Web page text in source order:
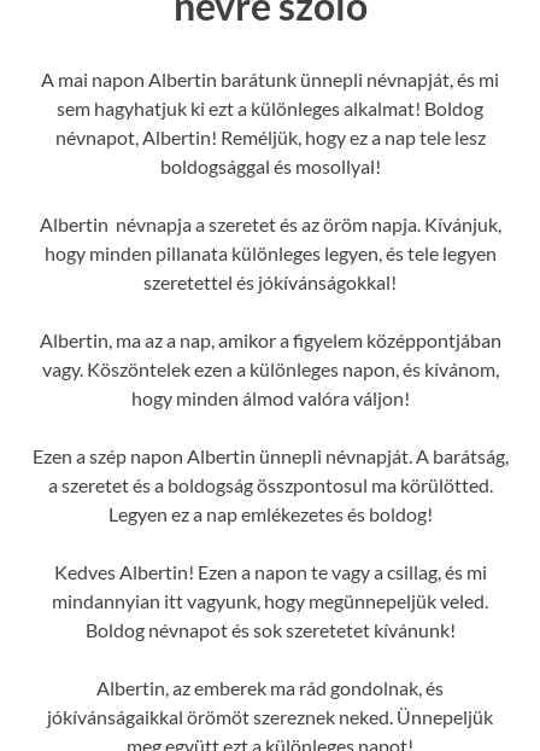
A mai napon Albertin barátunk ünnepli névnapját, és mi
sem hagyhatjuk ki ezt a különleges alkalmat! Boldog
névnapot, Albertin! Reméljük, hogy ez a nap tele lesz
boldogsággal és mosollyal!
Albertin névnapja a szeretet és az öröm napja. Kívánjuk,
hogy minden pillanata különleges legyen, és tele legyen
szeretettel és jókívánságokkal!
Albertin, ma az a nap, amikor a figyelem középpontjában
vagy. Köszöntelek ezen a különleges napon, és kívánom,
hogy minden álmod valóra váljon!
Ezen a szép napon Albertin ünnepli névnapját. A barátság,
a szeretet és a boldogság összpontosul ma körülötted.
Legyen ez a nap emlékezetes és boldog!
Kedves Albertin! Ezen a napon te vagy a csillag, és mi
mindannyian itt vagyunk, hogy megünnepeljük veled.
Boldog névnapot és sok szeretetet kívánunk!
Albertin, az emberek ma rád gondolnak, és
jókívánságaikkal örömöt szereznek neked. Ünnepeljük
meg együtt ezt a különleges napot!